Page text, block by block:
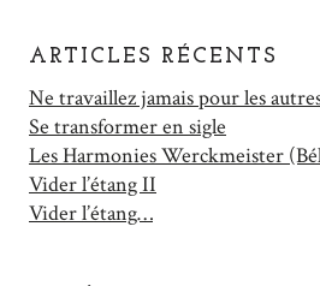
ARTICLES RÉCENTS
Ne travaillez jamais pour les
Se transformer en sigle
Les Harmonies Werckmeister
Vider l’étang II
Vider l’étang…